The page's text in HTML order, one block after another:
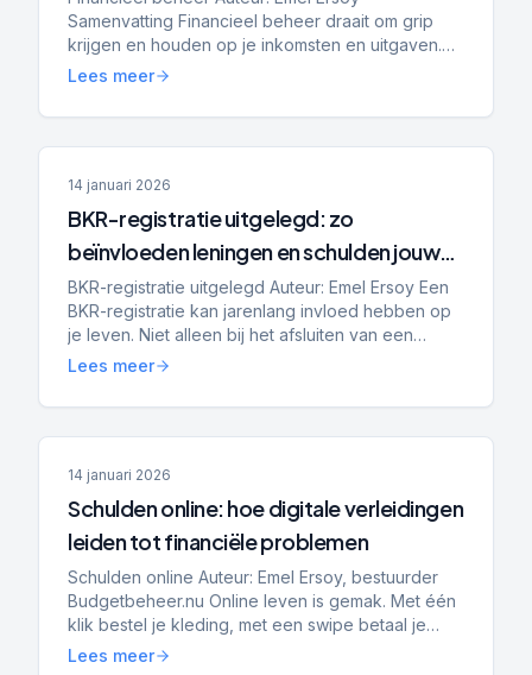
Samenvatting Financieel beheer draait om grip
krijgen en houden op je inkomsten en uitgaven.
Budgetbeheer helpt bij stabilisatie, het voorkomen
Lees meer
14 januari 2026
BKR-registratie uitgelegd: zo
beïnvloeden leningen en schulden jouw
hypotheek, toekomst en financiële
kansen
BKR-registratie uitgelegd Auteur: Emel Ersoy Een
BKR-registratie kan jarenlang invloed hebben op
je leven. Niet alleen bij het afsluiten van een
lening, maar ook bij het huren van een woning,
Lees meer
14 januari 2026
Schulden online: hoe digitale verleidingen
leiden tot financiële problemen
Schulden online Auteur: Emel Ersoy, bestuurder
Budgetbeheer.nu Online leven is gemak. Met één
klik bestel je kleding, met een swipe betaal je
achteraf en met een app heb je direct inzicht in je
Lees meer